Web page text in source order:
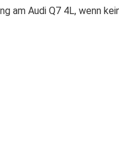
Audi Q7 4L, wenn